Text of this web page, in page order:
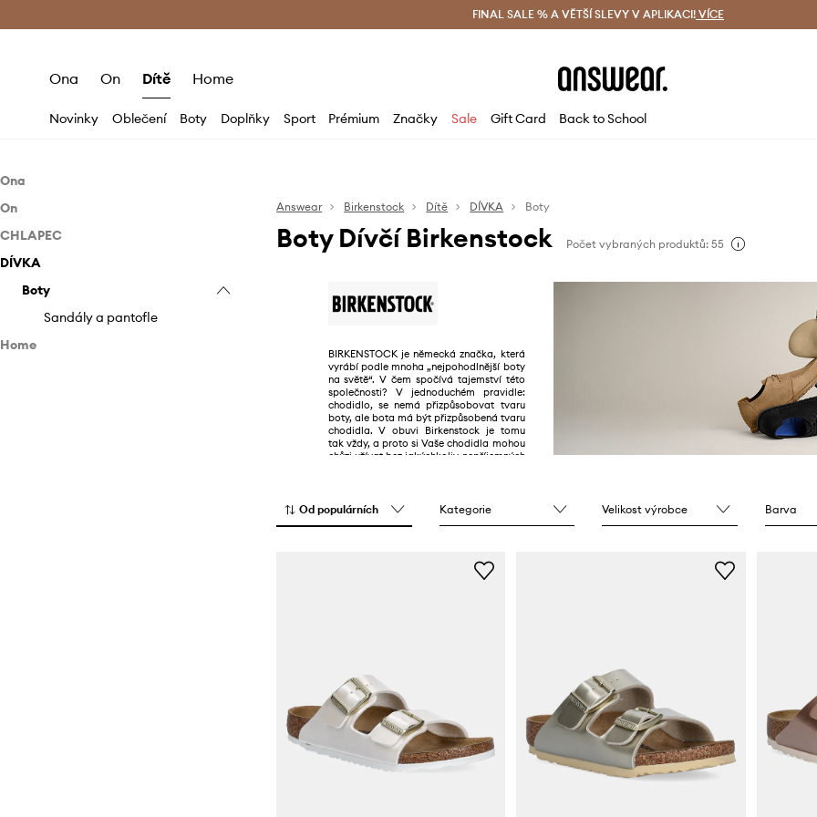
Doručení a vrácení zdarma (od 1800 Kč) Doručení i do 24 h
FINAL SALE % A VĚTŠÍ SLEVY V APLIKACI! VÍCE
Ona On Dítě Home
Novinky Oblečení Boty Doplňky Sport Prémium Značky Sale Gift Card Back to School
Ona
Baleríny
Mokasíny a polobotky
Papuče
On
Boty
Mokasíny a polobotky
Papuče
CHLAPEC
Boty
Sandály a pantofle
DÍVKA
Boty
Sandály a pantofle
Home
Answear Birkenstock Dítě DÍVKA Boty
Boty Dívčí Birkenstock Počet vybraných produktů: 55
BIRKENSTOCK je německá značka, která
vyrábí podle mnoha „nejpohodlnější boty
na světě“. V čem spočívá tajemství této
společnosti? V jednoduchém pravidle:
chodidlo, se nemá přizpůsobovat tvaru
boty, ale bota má být přizpůsobená tvaru
chodidla. V obuvi Birkenstock je tomu
tak vždy, a proto si Vaše chodidla mohou
chůzi užívat bez jakýchkoliv nepříjemných
Od populárních Kategorie Velikost výrobce Barva